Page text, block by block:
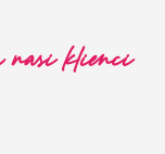
nasi klienci